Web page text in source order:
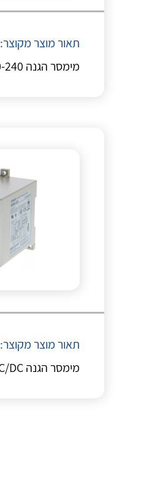
תאור מוצר מקוצר:
מימסר הגנה OM G9SA-301 AC100-240
תאור מוצר מקוצר:
מימסר הגנה OM G9SA-301 24AC/DC